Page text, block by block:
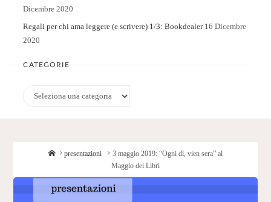
Dicembre 2020
Regali per chi ama leggere (e scrivere) 1/3: Bookdealer 16 Dicembre
2020
CATEGORIE
Categorie
Homepresentazioni
3 maggio 2019: “Ogni dì, vien sera” al
Maggio dei Libri